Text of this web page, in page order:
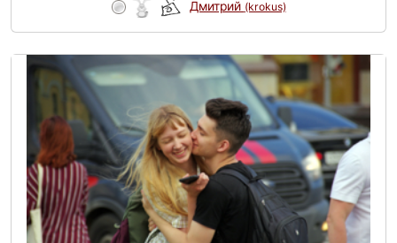
Дмитрий (krokus)